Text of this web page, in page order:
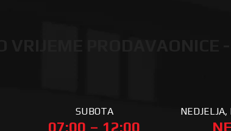
SUBOTA
07:00 – 12:00